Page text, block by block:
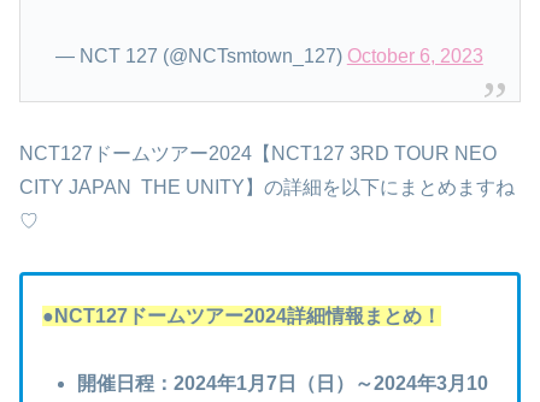
— NCT 127 (@NCTsmtown_127) October 6, 2023
NCT127ドームツアー2024【NCT127 3RD TOUR NEO
CITY JAPAN THE UNITY】の詳細を以下にまとめますね
♡
●NCT127ドームツアー2024詳細情報まとめ！
開催日程：2024年1月7日（日）～2024年3月10